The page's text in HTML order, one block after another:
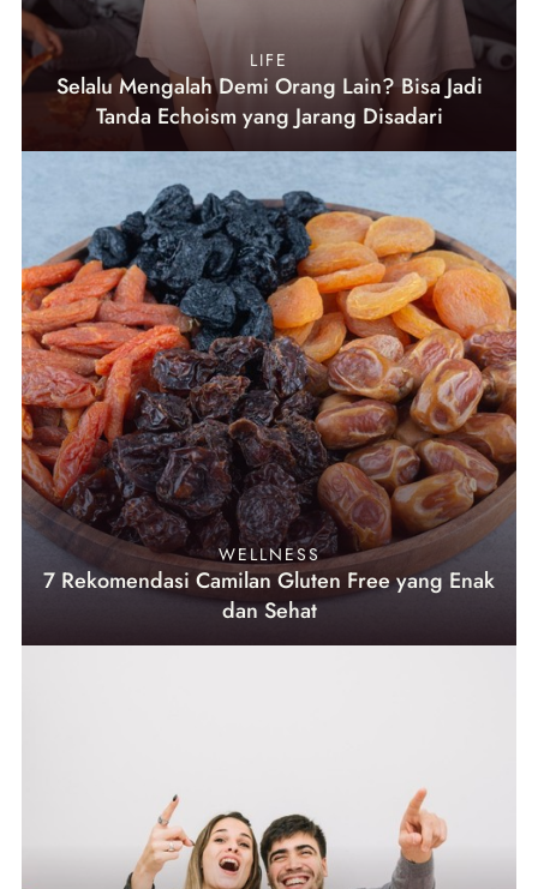
LIFE
Selalu Mengalah Demi Orang Lain? Bisa Jadi
Tanda Echoism yang Jarang Disadari
WELLNESS
7 Rekomendasi Camilan Gluten Free yang Enak
dan Sehat